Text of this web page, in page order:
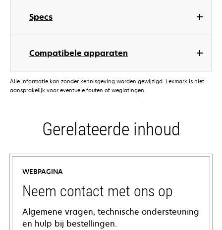
Specs
Compatibele apparaten
Alle informatie kan zonder kennisgeving worden gewijzigd. Lexmark is niet
aansprakelijk voor eventuele fouten of weglatingen.
Gerelateerde inhoud
WEBPAGINA
Neem contact met ons op
Algemene vragen, technische ondersteuning
en hulp bij bestellingen.